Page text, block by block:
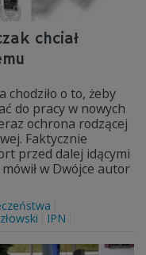
chciał
chodziło o to, żeby
do pracy w nowych
ochrona rodzącej
Faktycznie
przed dalej idącymi
w Dwójce autor
IPN